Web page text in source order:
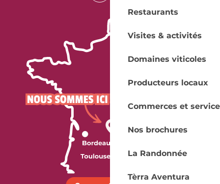
Restaurants
Visites & activités
Domaines viticoles
Producteurs locaux
Commerces et
Nos brochures
La Randonnée
Tèrra Aventura